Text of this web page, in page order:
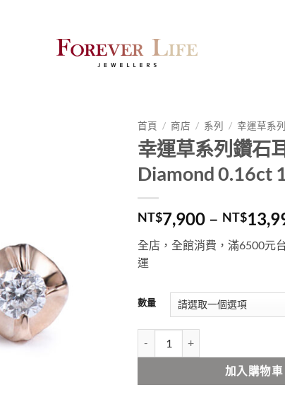
首頁 / 商店 / 系列 / 幸運草系列
幸運草系列鑽石
Diamond 0.16ct
NT$7,900 – NT$
全店，全館消費，滿6500元
運
數量
加入購物車